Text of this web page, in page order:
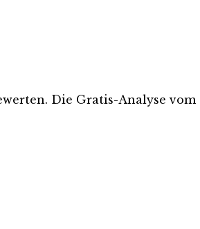
Die Gratis-Analyse